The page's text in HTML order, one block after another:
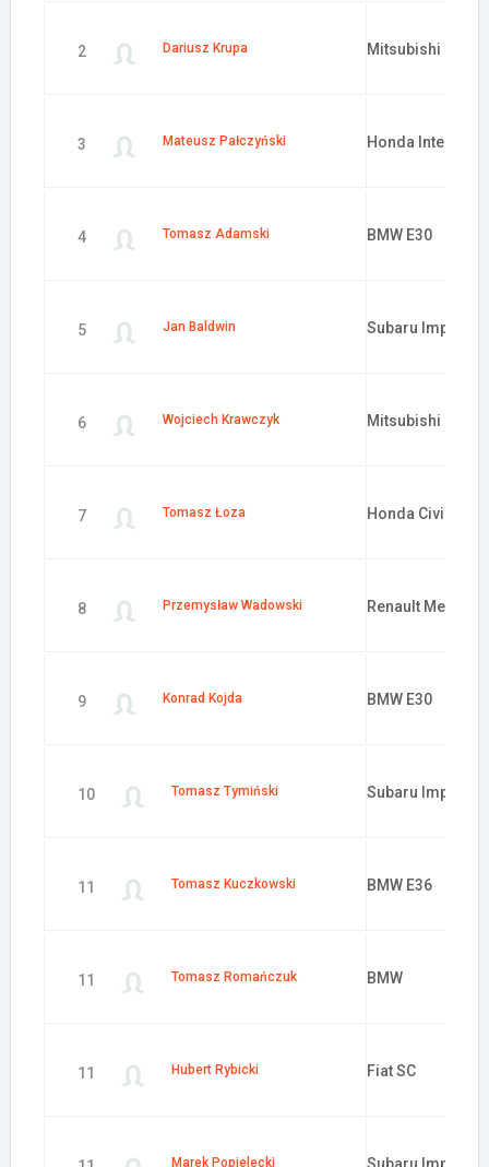
2 Dariusz Krupa Mitsubishi
3 Mateusz Pałczyński Honda Integra
4 Tomasz Adamski BMW E30
5 Jan Baldwin Subaru Impreza
6 Wojciech Krawczyk Mitsubishi
7 Tomasz Łoza Honda Civic
8 Przemysław Wadowski Renault Megane
9 Konrad Kojda BMW E30
10 Tomasz Tymiński Subaru Impreza
11 Tomasz Kuczkowski BMW E36
11 Tomasz Romańczuk BMW
11 Hubert Rybicki Fiat SC
Marek Popielecki